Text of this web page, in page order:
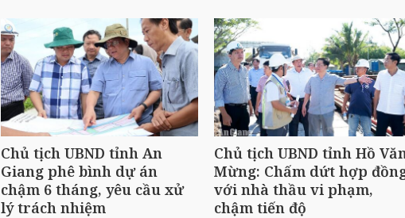
Chủ tịch UBND tỉnh An
Giang phê bình dự án
chậm 6 tháng, yêu cầu xử
lý trách nhiệm
Chủ tịch UBND tỉnh Hồ
Mừng: Chấm dứt hợp
với nhà thầu vi phạm,
chậm tiến độ